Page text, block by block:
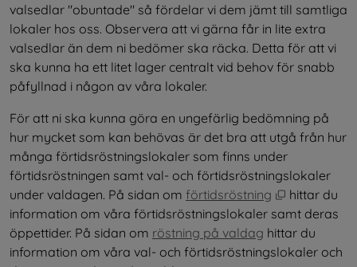
valsedlar "obuntade" så fördelar vi dem jämt till samtliga
lokaler hos oss. Observera att vi gärna får in lite extra
valsedlar än dem ni bedömer ska räcka. Detta för att vi
ska kunna ha ett litet lager centralt vid behov för snabb
påfyllnad i någon av våra lokaler.
För att ni ska kunna göra en ungefärlig bedömning på
hur mycket som kan behövas är det bra att utgå från hur
många förtidsröstningslokaler som finns under
förtidsröstningen samt val- och förtidsröstningslokaler
under valdagen. På sidan om förtidsröstning Öppnas i
hittar du
information om våra förtidsröstningslokaler samt deras
öppettider. På sidan om röstning på valdag hittar du
information om våra val- och förtidsröstningslokaler och